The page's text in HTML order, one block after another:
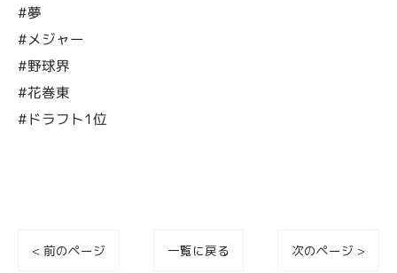
#夢
#メジャー
#野球界
#花巻東
#ドラフト1位
< 前のページ 一覧に戻る 次のページ >